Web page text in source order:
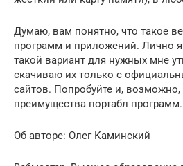
Думаю, вам понятно, что такое
программ и приложений. Лично
такой вариант для нужных мне
скачиваю их только с
сайтов. Попробуйте и,
преимущества портабл программ.
Об авторе: Олег Каминский